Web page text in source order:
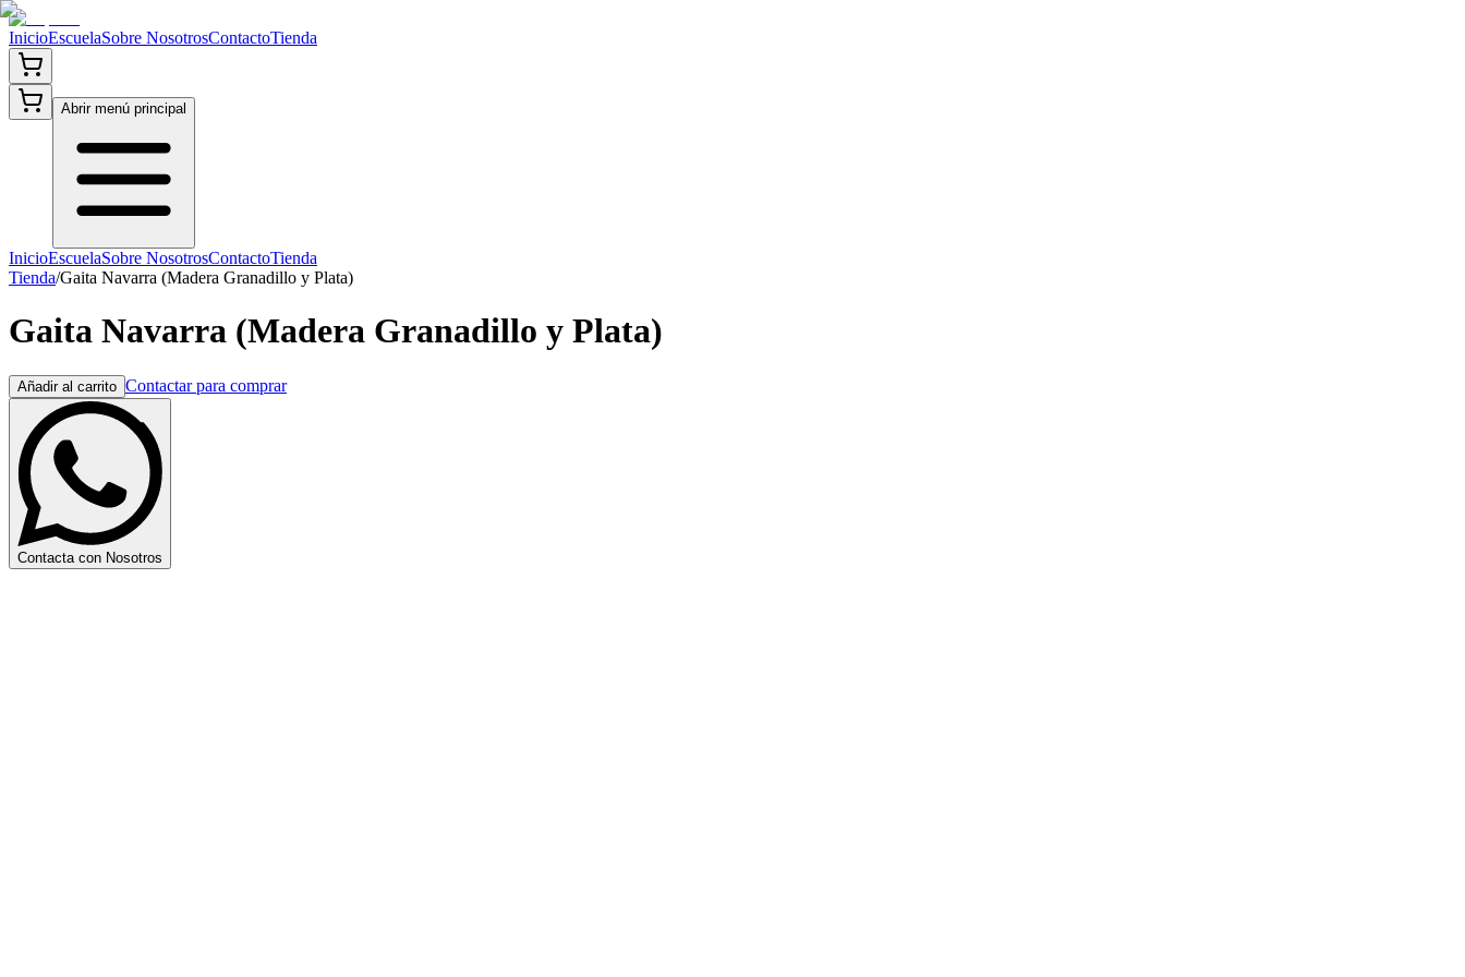
InicioEscuelaSobre NosotrosContactoTienda
Abrir menú principal
InicioEscuelaSobre NosotrosContactoTienda
Tienda/Gaita Navarra (Madera Granadillo y Plata)
Gaita Navarra (Madera Granadillo y Plata)
Añadir al carrito Contactar para comprar
Contacta con Nosotros